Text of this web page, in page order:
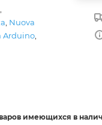
Nuova
Arduino
имеющихся в